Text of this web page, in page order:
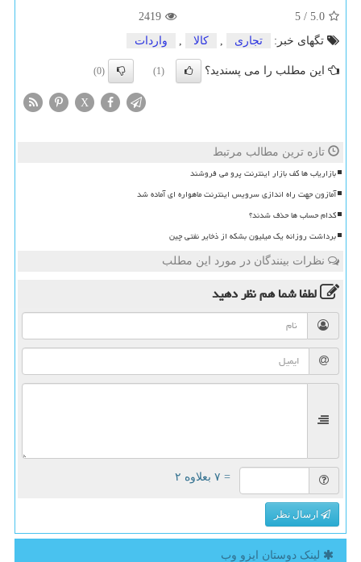
5.0
/
5
2419
تگهای خبر:
تجاری كالا واردات
این مطلب را می پسندید؟ (1)
(0)
X
تازه ترین مطالب مرتبط
بازاریاب ها کف بازار اینترنت پرو می فروشند
آمازون جهت راه اندازی سرویس اینترنت ماهواره ای آماده شد
کدام حساب ها حذف شدند؟
برداشت روزانه یک میلیون بشکه از ذخایر نفتی چین
نظرات بینندگان در مورد این مطلب
لطفا شما همنظر دهید
= ۷ بعلاوه ۲
ارسال نظر
لینک دوستان ایزو وب